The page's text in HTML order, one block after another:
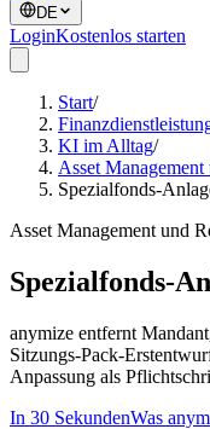
DE
LoginKostenlos starten
Start/
KI im Alltag/
Asset
Spezialfonds-
Asset Management und
Spezialfonds-
anymize entfernt
Sitzungs-Pack-
Anpassung als
In 30 SekundenWas